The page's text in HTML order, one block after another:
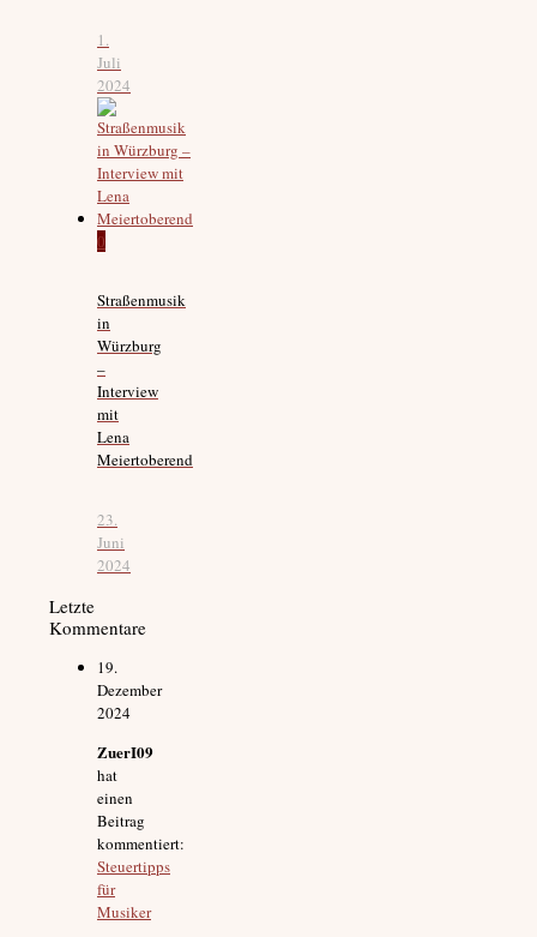
1.
Juli
2024
0
Straßenmusik
in
Würzburg
–
Interview
mit
Lena
Meiertoberend
23.
Juni
2024
Letzte
Kommentare
19.
Dezember
2024
ZuerI09
hat
einen
Beitrag
kommentiert:
Steuertipps
für
Musiker